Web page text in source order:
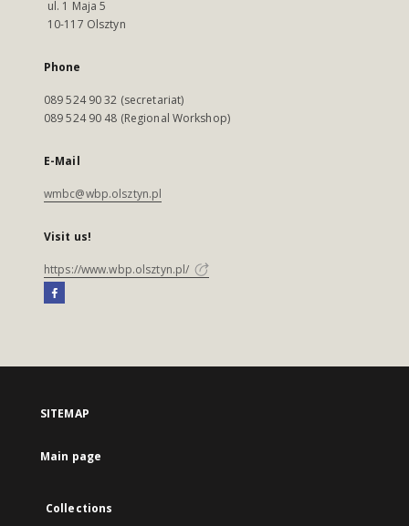
ul. 1 Maja 5
10-117 Olsztyn
Phone
089 524 90 32 (secretariat)
089 524 90 48 (Regional Workshop)
E-Mail
wmbc@wbp.olsztyn.pl
Visit us!
https://www.wbp.olsztyn.pl/
SITEMAP
Main page
Collections